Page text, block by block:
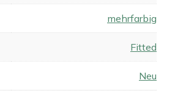
mehrfarbig
Fitted
Neu